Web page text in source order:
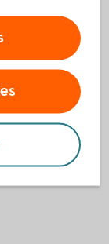
i butik.
mot
betalningar